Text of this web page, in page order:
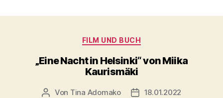
Kategorien
FILM UND BUCH
„Eine Nacht in Helsinki“ von Miika
Kaurismäki
Beitragsautor
Von Tina Adomako Veröffentlichungsdatum
18.01.2022